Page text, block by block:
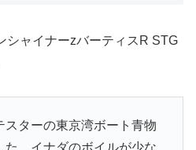
シャイナーzバーティスR STG
スターの東京湾ボート青物